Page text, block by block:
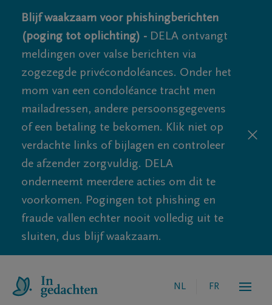
Blijf waakzaam voor phishingberichten
(poging tot oplichting) - DELA ontvangt
meldingen over valse berichten via
zogezegde privécondoléances. Onder het
mom van een condoléance tracht men
mailadressen, andere persoonsgegevens
of een betaling te bekomen. Klik niet op
verdachte links of bijlagen en controleer
de afzender zorgvuldig. DELA
onderneemt meerdere acties om dit te
voorkomen. Pogingen tot phishing en
fraude vallen echter nooit volledig uit te
sluiten, dus blijf waakzaam.
NL FR